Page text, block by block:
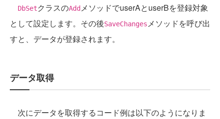
DbSetクラスのAdd メソッドでuserAとuserBを登録対象
として設定します。その後SaveChangesメソッドを呼び出
すと、データが登録されます。
データ取得
次にデータを取得するコード例は以下のようになりま